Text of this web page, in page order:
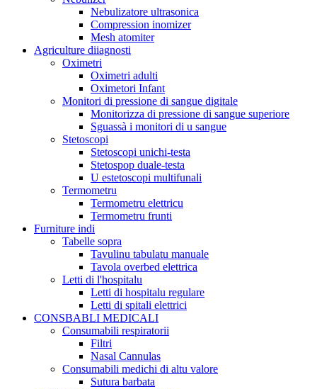
Nebulizatore ultrasonica
Compression inomizer
Mesh atomiter
Agriculture diiagnosti
Oximetri
Oximetri adulti
Oximetori Infant
Monitori di pressione di sangue digitale
Monitorizza di pressione di sangue superiore
Sguassà i monitori di u sangue
Stetoscopi
Stetoscopi unichi-testa
Stetospop duale-testa
U estetoscopi multifunali
Termometru
Termometru elettricu
Termometru frunti
Furniture indi
Tabelle sopra
Tavulinu tabulatu manuale
Tavola overbed elettrica
Letti di l'hospitalu
Letti di hospitalu regulare
Letti di spitali elettrici
CONSBABLI MEDICALI
Consumabili respiratorii
Filtri
Nasal Cannulas
Consumabili medichi di altu valore
Sutura barbata